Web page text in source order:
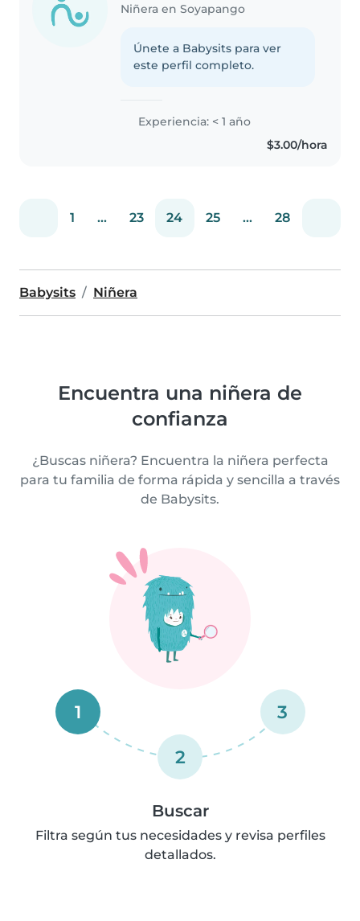
Niñera en Soyapango
Únete a Babysits para ver
este perfil completo.
Experiencia: < 1 año
$3.00/hora
1 ... 23 24 25 ... 28
Babysits Niñera
Encuentra una niñera de
confianza
¿Buscas niñera? Encuentra la niñera perfecta
para tu familia de forma rápida y sencilla a través
de Babysits.
1
2
3
Buscar
Filtra según tus necesidades y revisa perfiles
detallados.